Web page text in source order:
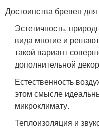
Достоинства бревен
Эстетичность,
вида многие и
такой вариант
дополнительной
Естественность
этом смысле
микроклимату.
Теплоизоляция и